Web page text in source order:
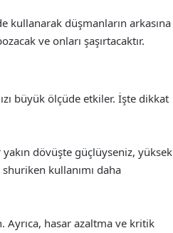
düşmanların arkasına
ve onları şaşırtacaktır.
büyük ölçüde etkiler. İşte dikkat
dövüşte güçlüyseniz, yüksek
kullanımı daha
Ayrıca, hasar azaltma ve kritik